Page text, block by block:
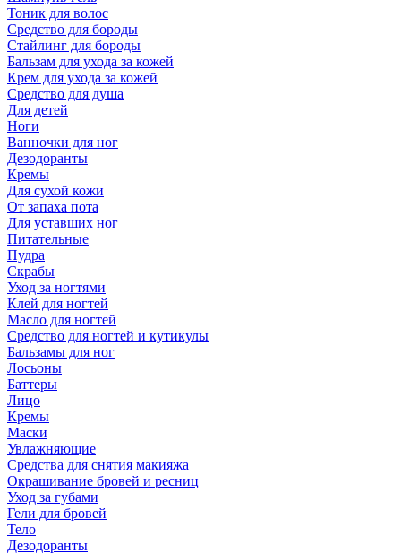
Тоник для волос
Средство для бороды
Стайлинг для бороды
Бальзам для ухода за кожей
Крем для ухода за кожей
Средство для душа
Для детей
Ноги
Ванночки для ног
Дезодоранты
Кремы
Для сухой кожи
От запаха пота
Для уставших ног
Питательные
Пудра
Скрабы
Уход за ногтями
Клей для ногтей
Масло для ногтей
Средство для ногтей и кутикулы
Бальзамы для ног
Лосьоны
Баттеры
Лицо
Кремы
Маски
Увлажняющие
Средства для снятия макияжа
Окрашивание бровей и ресниц
Уход за губами
Гели для бровей
Тело
Дезодоранты